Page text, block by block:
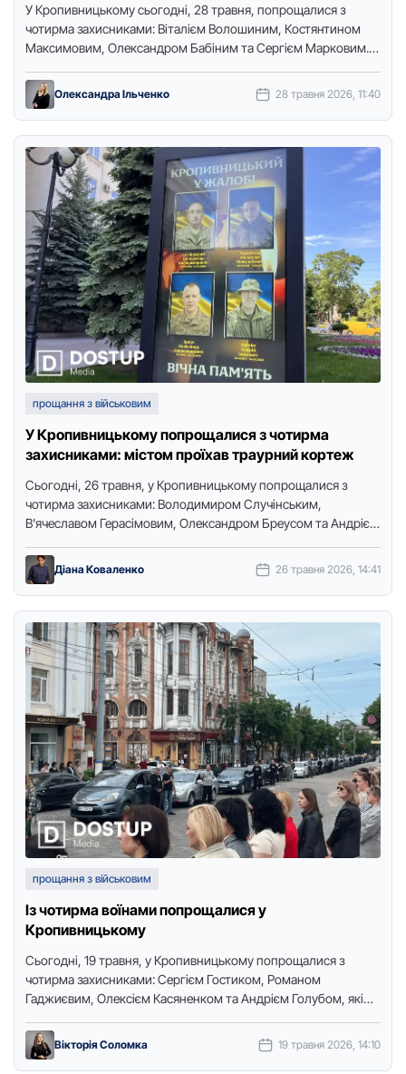
У Кропивницькому сьогодні, 28 травня, попрощалися з
чотирма захисниками: Віталієм Волошиним, Кoстянтином
Максимoвим, Олександром Бабіним та Сергієм Маркoвим.
О 9:00 …
Олександра Ільченко 28 травня 2026, 11:40
прощання з військовим
У Кропивницькому попрощалися з чотирма
захисниками: містом проїхав траурний кортеж
Сьогодні, 26 травня, у Кропивницькому попрощалися з
чотирма захисниками: Володимиром Случінським,
В'ячеславом Герасімовим, Олександром Бреусом та Андрієм
“Доступ. Медіа”. …
Діана Коваленко 26 травня 2026, 14:41
прощання з військовим
Із чотирма воїнами попрощалися у
Кропивницькому
Сьогодні, 19 травня, у Кропивницькому попрощалися з
чотирма захисниками: Сергієм Гостиком, Романом
Гаджиєвим, Олексієм Касяненком та Андрієм Голубом, які
Вікторія Соломка 19 травня 2026, 14:10